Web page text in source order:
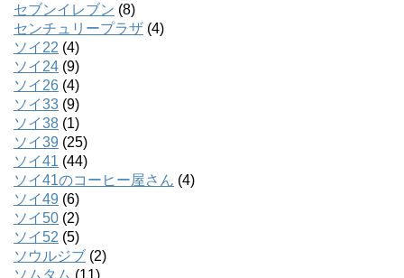
セブンイレブン (8)
センチュリープラザ (4)
ソイ22 (4)
ソイ24 (9)
ソイ26 (4)
ソイ33 (9)
ソイ38 (1)
ソイ39 (25)
ソイ41 (44)
ソイ41のコーヒー屋さん (4)
ソイ49 (6)
ソイ50 (2)
ソイ52 (5)
ソウルジブ (2)
ソムタム (11)